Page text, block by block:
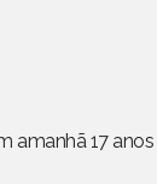
amanhã 17 anos